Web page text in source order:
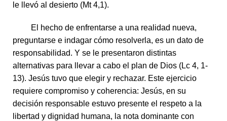
le llevó al desierto (Mt 4,1).
El hecho de enfrentarse a una realidad nueva,
preguntarse e indagar cómo resolverla, es un dato de
responsabilidad. Y se le presentaron distintas
alternativas para llevar a cabo el plan de Dios (Lc 4, 1-
13). Jesús tuvo que elegir y rechazar. Este ejercicio
requiere compromiso y coherencia: Jesús, en su
decisión responsable estuvo presente el respeto a la
libertad y dignidad humana, la nota dominante con